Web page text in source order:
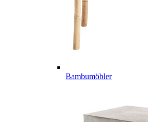
Bambumöbler